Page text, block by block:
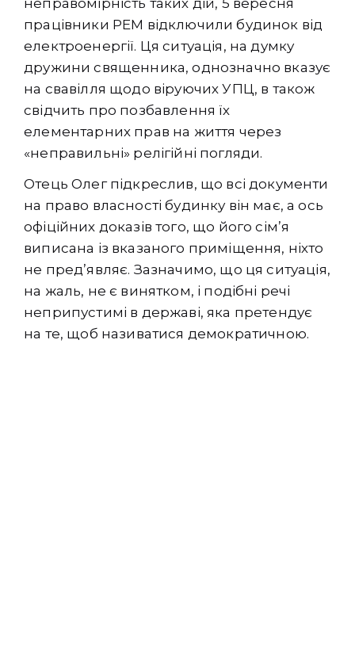
неправомірність таких дій, 5 вересня
працівники РЕМ відключили будинок від
електроенергії. Ця ситуація, на думку
дружини священника, однозначно вказує
на свавілля щодо віруючих УПЦ, в також
свідчить про позбавлення їх
елементарних прав на життя через
«неправильні» релігійні погляди.
Отець Олег підкреслив, що всі документи
на право власності будинку він має, а ось
офіційних доказів того, що його сім’я
виписана із вказаного приміщення, ніхто
не пред’являє. Зазначимо, що ця ситуація,
на жаль, не є винятком, і подібні речі
неприпустимі в державі, яка претендує
на те, щоб називатися демократичною.